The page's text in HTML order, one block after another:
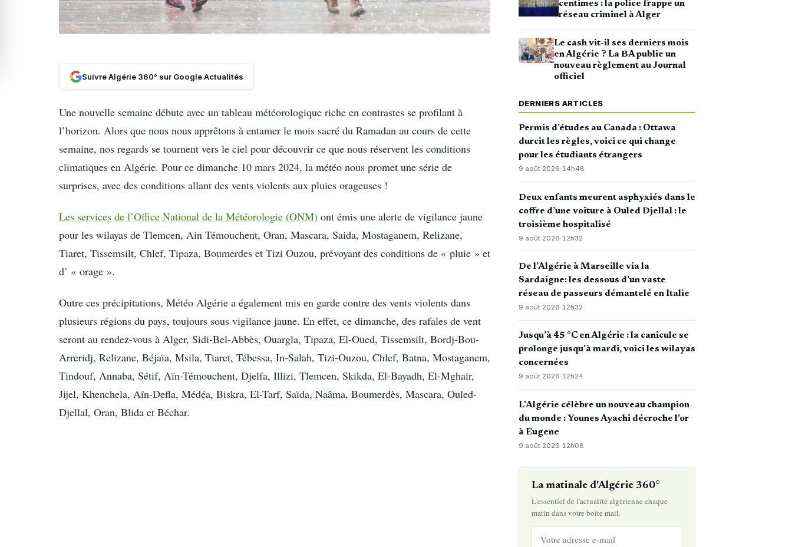
Suivre Algérie 360° sur Google Actualités
Une nouvelle semaine débute avec un tableau météorologique riche en contrastes se profilant à
l’horizon. Alors que nous nous apprêtons à entamer le mois sacré du Ramadan au cours de cette
semaine, nos regards se tournent vers le ciel pour découvrir ce que nous réservent les conditions
climatiques en Algérie. Pour ce dimanche 10 mars 2024, la météo nous promet une série de
surprises, avec des conditions allant des vents violents aux pluies orageuses !
Les services de l’Office National de la Météorologie (ONM) ont émis une alerte de vigilance jaune
pour les wilayas de Tlemcen, Ain Témouchent, Oran, Mascara, Saida, Mostaganem, Relizane,
Tiaret, Tissemsilt, Chlef, Tipaza, Boumerdes et Tizi Ouzou, prévoyant des conditions de « pluie » et
d’ « orage ».
Outre ces précipitations, Météo Algérie a également mis en garde contre des vents violents dans
plusieurs régions du pays, toujours sous vigilance jaune. En effet, ce dimanche, des rafales de vent
seront au rendez-vous à Alger, Sidi-Bel-Abbès, Ouargla, Tipaza, El-Oued, Tissemsilt, Bordj-Bou-
Arreridj, Relizane, Béjaïa, Msila, Tiaret, Tébessa, In-Salah, Tizi-Ouzou, Chlef, Batna, Mostaganem,
Tindouf, Annaba, Sétif, Aïn-Témouchent, Djelfa, Illizi, Tlemcen, Skikda, El-Bayadh, El-Mghair,
Jijel, Khenchela, Aïn-Defla, Médéa, Biskra, El-Tarf, Saïda, Naâma, Boumerdès, Mascara, Ouled-
Djellal, Oran, Blida et Béchar.
centimes : la police frappe un
réseau criminel à Alger
Le cash vit-il ses derniers mois
en Algérie ? La BA publie un
nouveau règlement au Journal
officiel
DERNIERS ARTICLES
Permis d’études au Canada : Ottawa
durcit les règles, voici ce qui change
pour les étudiants étrangers
9 août 2026·14h48
Deux enfants meurent asphyxiés dans le
coffre d’une voiture à Ouled Djellal : le
troisième hospitalisé
9 août 2026· 12h32
De l’Algérie à Marseille via la
Sardaigne: les dessous d’un vaste
réseau de passeurs démantelé en Italie
9 août 2026·12h32
Jusqu’à 45 °C en Algérie : la canicule se
prolonge jusqu’à mardi, voici les wilayas
concernées
9 août 2026·12h24
L’Algérie célèbre un nouveau champion
du monde : Younes Ayachi décroche l’or
à Eugene
9 août 2026· 12h08
La matinale d'Algérie 360°
L'essentiel de l'actualité algérienne chaque
matin dans votre boîte mail.